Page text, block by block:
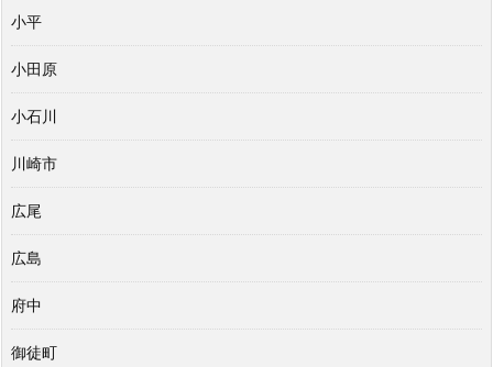
小平
小田原
小石川
川崎市
広尾
広島
府中
御徒町